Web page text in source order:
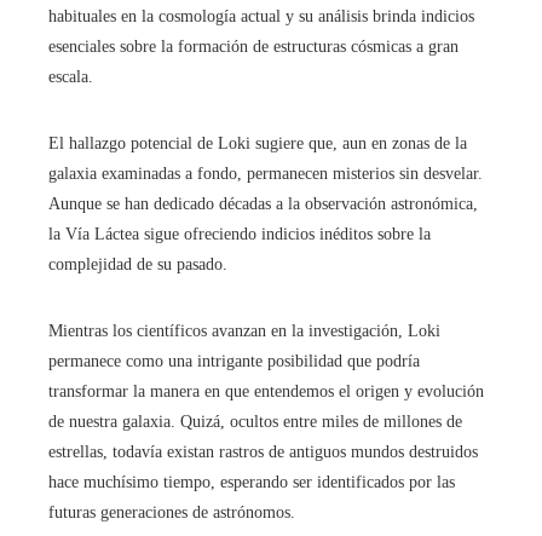
habituales en la cosmología actual y su análisis brinda indicios
esenciales sobre la formación de estructuras cósmicas a gran
escala.
El hallazgo potencial de Loki sugiere que, aun en zonas de la
galaxia examinadas a fondo, permanecen misterios sin desvelar.
Aunque se han dedicado décadas a la observación astronómica,
la Vía Láctea sigue ofreciendo indicios inéditos sobre la
complejidad de su pasado.
Mientras los científicos avanzan en la investigación, Loki
permanece como una intrigante posibilidad que podría
transformar la manera en que entendemos el origen y evolución
de nuestra galaxia. Quizá, ocultos entre miles de millones de
estrellas, todavía existan rastros de antiguos mundos destruidos
hace muchísimo tiempo, esperando ser identificados por las
futuras generaciones de astrónomos.